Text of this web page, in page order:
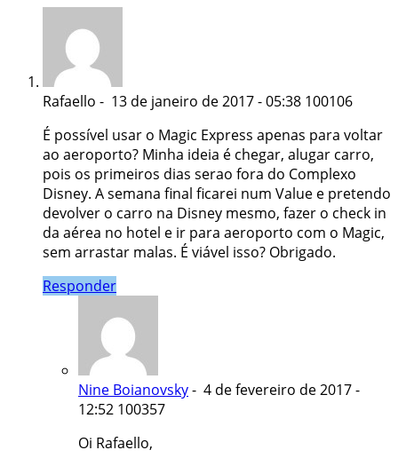
Rafaello - 13 de janeiro de 2017 - 05:38 100106
É possível usar o Magic Express apenas para voltar
ao aeroporto? Minha ideia é chegar, alugar carro,
pois os primeiros dias serao fora do Complexo
Disney. A semana final ficarei num Value e pretendo
devolver o carro na Disney mesmo, fazer o check in
da aérea no hotel e ir para aeroporto com o Magic,
sem arrastar malas. É viável isso? Obrigado.
Responder
Nine Boianovsky- 4 de fevereiro de 2017 -
12:52 100357
Oi Rafaello,